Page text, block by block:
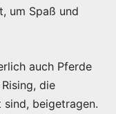
um Spaß und
auch Pferde
die
beigetragen.